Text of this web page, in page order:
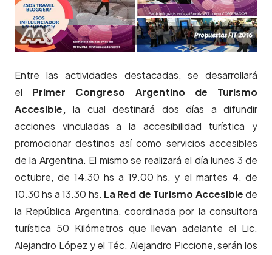
Entre las actividades destacadas, se desarrollará
el Primer Congreso Argentino de Turismo
Accesible, la cual destinará dos días a difundir
acciones vinculadas a la accesibilidad turística y
promocionar destinos así como servicios accesibles
de la Argentina. El mismo se realizará el día lunes 3 de
octubre, de 14.30 hs a 19.00 hs, y el martes 4, de
10.30 hs a 13.30 hs. La Red de Turismo Accesiblede
la República Argentina, coordinada por la consultora
turística 50 Kilómetros que llevan adelante el Lic.
Alejandro López y el Téc. Alejandro Piccione, serán los